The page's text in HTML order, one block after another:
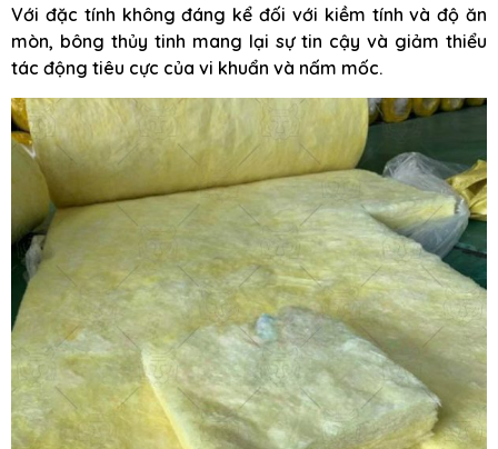
Với đặc tính không đáng kể đối với kiềm tính và độ ăn
mòn, bông thủy tinh mang lại sự tin cậy và giảm thiểu
tác động tiêu cực của vi khuẩn và nấm mốc.